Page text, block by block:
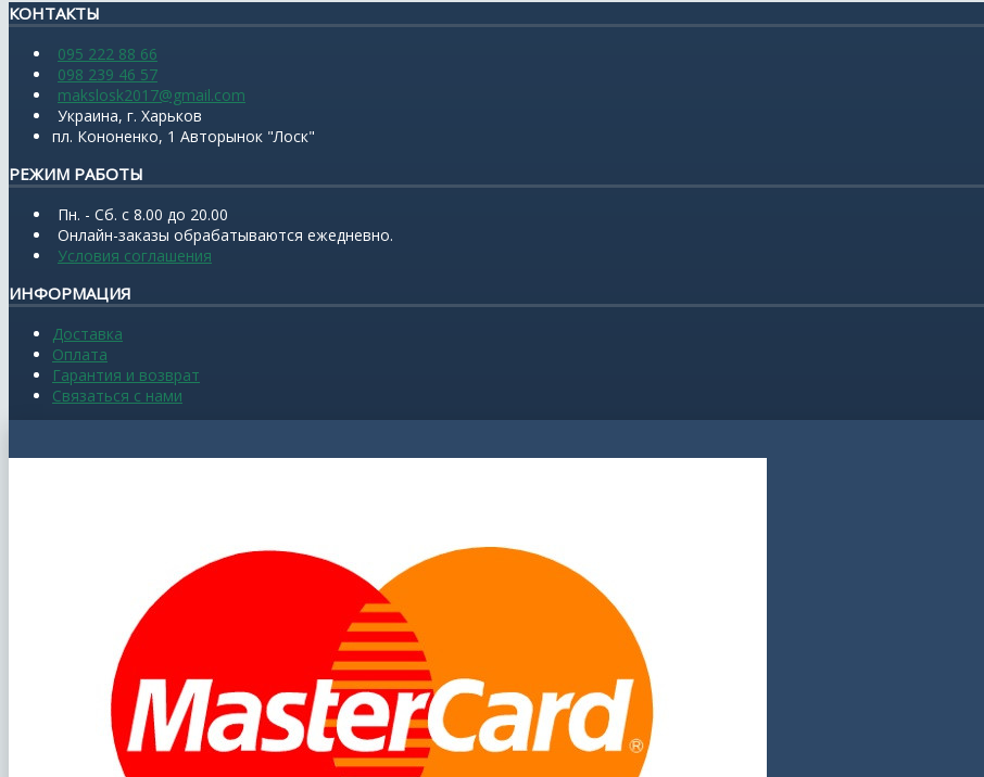
КОНТАКТЫ
095 222 88 66
098 239 46 57
makslosk2017@gmail.com
Украина, г. Харьков
пл. Кононенко, 1 Авторынок "Лоск"
РЕЖИМ РАБОТЫ
Пн. - Сб. с 8.00 до 20.00
Онлайн-заказы обрабатываются ежедневно.
Условия соглашения
ИНФОРМАЦИЯ
Доставка
Оплата
Гарантия и возврат
Связаться с нами